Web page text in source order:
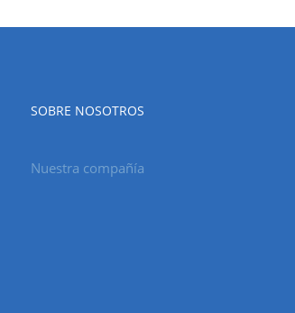
SOBRE NOSOTROS
Nuestra compañía